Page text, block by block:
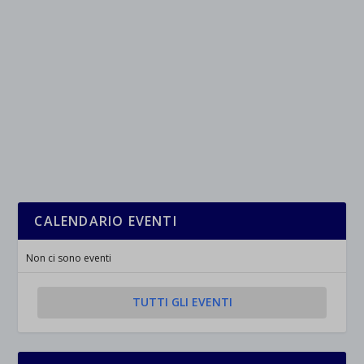
CALENDARIO EVENTI
Non ci sono eventi
TUTTI GLI EVENTI